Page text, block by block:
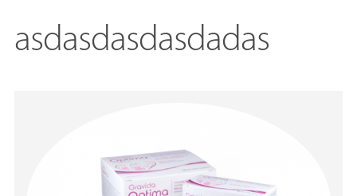
asdasdasdasdadas